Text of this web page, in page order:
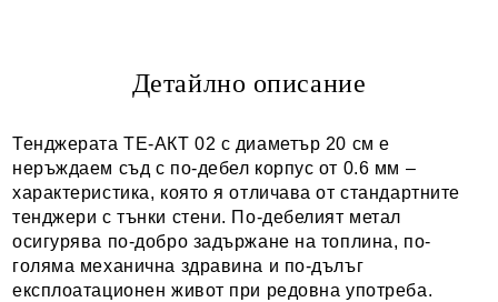
Ние ще се свържем с вас в рамките на работния ден.
Детайлно описание
Тенджерата ТЕ-АКТ 02 с диаметър 20 см е
неръждаем съд с по-дебел корпус от 0.6 мм –
характеристика, която я отличава от стандартните
тенджери с тънки стени. По-дебелият метал
осигурява по-добро задържане на топлина, по-
голяма механична здравина и по-дълъг
експлоатационен живот при редовна употреба.